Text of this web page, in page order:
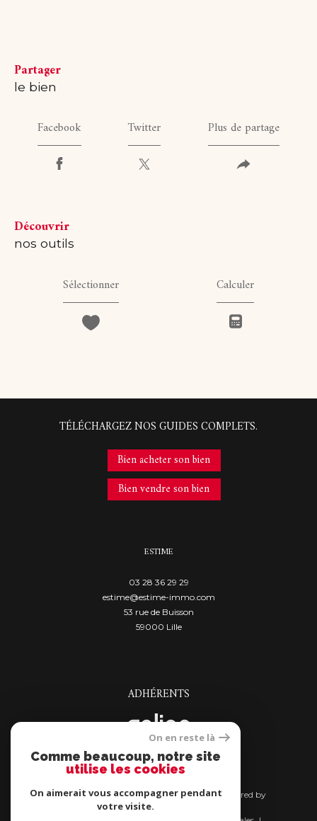
partager
le bien
Facebook Twitter Plus de partage
découvrir
nos outils
Sélectionner Calculer
TÉLÉCHARGEZ NOS GUIDES COMPLETS.
Bien acheter son bien
Bien vendre son bien
ESTIME
03 28 36 29 29
estime@estime-immo.com
53 rue de Buisson
59000
lille
ADHÉRENTS
© 2026 | Tous droits réservés | Traduction powered by
Google |
On en reste là
Comme beaucoup, notre site
utilise les cookies
On aimerait vous accompagner pendant
votre visite.